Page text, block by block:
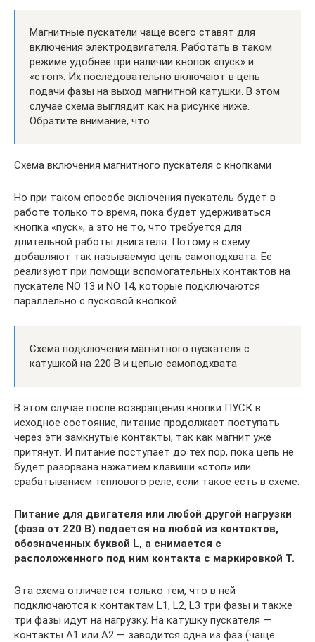
Магнитные пускатели чаще всего ставят для
включения электродвигателя. Работать в таком
режиме удобнее при наличии кнопок «пуск» и
«стоп». Их последовательно включают в цепь
подачи фазы на выход магнитной катушки. В этом
случае схема выглядит как на рисунке ниже.
Обратите внимание, что
Схема включения магнитного пускателя с кнопками
Но при таком способе включения пускатель будет в
работе только то время, пока будет удерживаться
кнопка «пуск», а это не то, что требуется для
длительной работы двигателя. Потому в схему
добавляют так называемую цепь самоподхвата. Ее
реализуют при помощи вспомогательных контактов на
пускателе NO 13 и NO 14, которые подключаются
параллельно с пусковой кнопкой.
Схема подключения магнитного пускателя с
катушкой на 220 В и цепью самоподхвата
В этом случае после возвращения кнопки ПУСК в
исходное состояние, питание продолжает поступать
через эти замкнутые контакты, так как магнит уже
притянут. И питание поступает до тех пор, пока цепь не
будет разорвана нажатием клавиши «стоп» или
срабатыванием теплового реле, если такое есть в схеме.
Питание для двигателя или любой другой нагрузки
(фаза от 220 В) подается на любой из контактов,
обозначенных буквой L, а снимается с
расположенного под ним контакта с маркировкой T.
Эта схема отличается только тем, что в ней
подключаются к контактам L1, L2, L3 три фазы и также
три фазы идут на нагрузку. На катушку пускателя —
контакты A1 или A2 — заводится одна из фаз (чаще